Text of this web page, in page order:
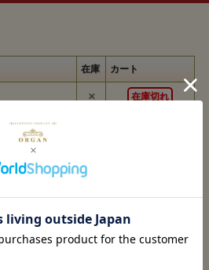
2 CONTRACT No.W535 ac-21996 BUZZ
開始したエアロレザー社は、A-2を製
生産キャパシティーを併せ持ち、安定供
ーであることを裏付けている。
年に製造した5度目の生産ロットに
台襟の付いた仕様であったが、このモ
在庫 カート
× 在庫切れ
△
お気に入りに追加済